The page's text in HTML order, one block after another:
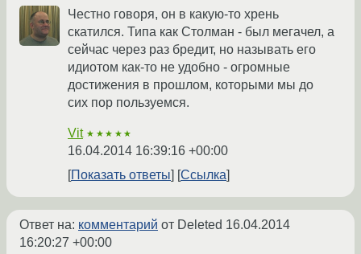
Честно говоря, он в какую-то хрень
скатился. Типа как Столман - был мегачел, а
сейчас через раз бредит, но называть его
идиотом как-то не удобно - огромные
достижения в прошлом, которыми мы до
сих пор пользуемся.
Vit ★★★★★
16.04.2014 16:39:16 +00:00
Показать ответы
Ссылка
Ответ на: комментарий от Deleted 16.04.2014
16:20:27 +00:00